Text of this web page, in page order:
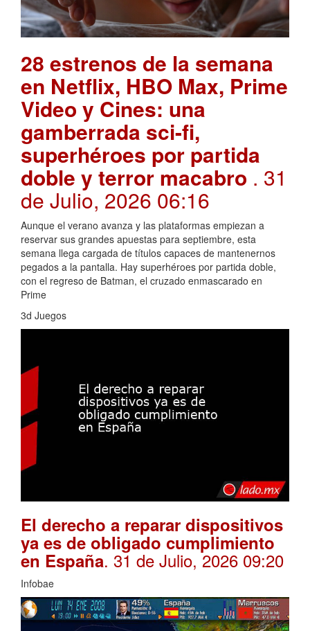
28 estrenos de la semana
en Netflix, HBO Max, Prime
Video y Cines: una
gamberrada sci-fi,
superhéroes por partida
doble y terror macabro . 31
de Julio, 2026 06:16
Aunque el verano avanza y las plataformas empiezan a
reservar sus grandes apuestas para septiembre, esta
semana llega cargada de títulos capaces de mantenernos
pegados a la pantalla. Hay superhéroes por partida doble,
con el regreso de Batman, el cruzado enmascarado en
Prime
3d Juegos
El derecho a reparar dispositivos
ya es de obligado cumplimiento
en España. 31 de Julio, 2026 09:20
Infobae